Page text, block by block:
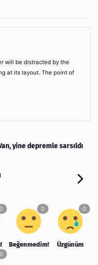
will be distracted by the
at its layout. The point of
yine depremle sarsıldı
Beğenmedim! Üzgünüm